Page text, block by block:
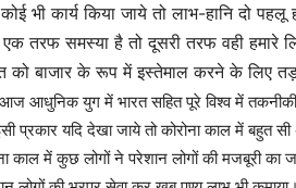
भी कार्य किया जाये तो लाभ-हानि दो
तरफ समस्या है तो दूसरी तरफ वही हमारे
को बाजार के रूप में इस्तेमाल करने के लिए
आज आधुनिक युग में भारत सहित पूरे विश्व में तकनीकी
प्रकार यदि देखा जाये तो कोरोना काल में बहुत
काल में कुछ लोगों ने परेशान लोगों की मजबूरी